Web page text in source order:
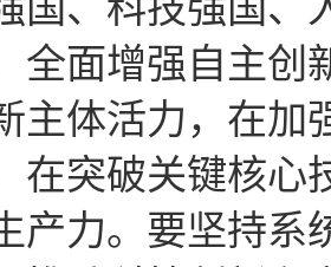
国、科技强国、
全面增强自主创
主体活力，在加
在突破关键核心
产力。要坚持系